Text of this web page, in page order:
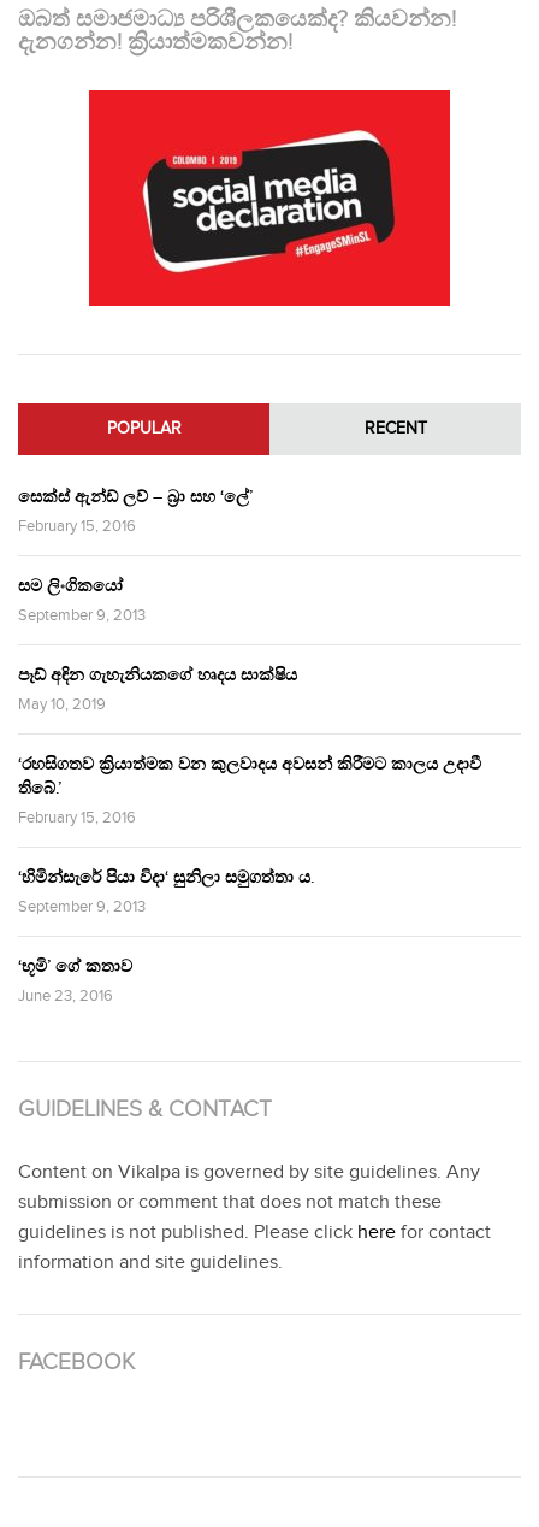
ඔබත් සමාජමාධ්‍ය පරිශීලකයෙක්ද? කියවන්න!
දැනගන්න! ක්‍රියාත්මකවන්න!
POPULAR RECENT
සෙක්ස් ඇන්ඩ් ලව් – බ්‍රා සහ ‘ලේ’
February 15, 2016
සම ලිංගිකයෝ
September 9, 2013
පෑඩ් අඳින ගැහැනියකගේ හෘදය සාක්ෂිය
May 10, 2019
‘රහසිගතව ක්‍රියාත්මක වන කුලවාදය අවසන් කිරීමට කාලය උදාවී
තිබේ.’
February 15, 2016
‘හිමින්සැරේ පියා විදා‘ සුනිලා සමුගත්තා ය.
September 9, 2013
‘භූමි’ ගේ කතාව
June 23, 2016
GUIDELINES & CONTACT
Content on Vikalpa is governed by site guidelines. Any
submission or comment that does not match these
guidelines is not published. Please click here for contact
information and site guidelines.
FACEBOOK